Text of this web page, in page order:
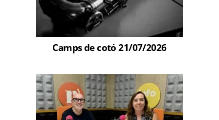
Camps de cotó 21/07/2026